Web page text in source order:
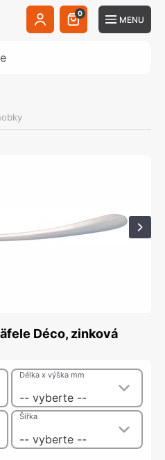
0
MENU
Déco, zinková
-- vyberte --
Délka x výška mm
-- vyberte --
Šířka